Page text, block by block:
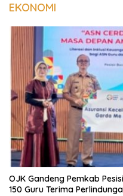
EKONOMI
OJK Gandeng Pemkab
150 Guru Terima